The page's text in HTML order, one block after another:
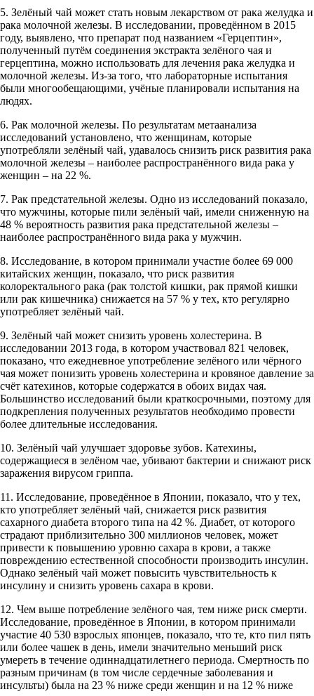
5. Зелёный чай может стать новым лекарством от рака желудка и
рака молочной железы. В исследовании, проведённом в 2015
году, выявлено, что препарат под названием «Герцептин»,
полученный путём соединения экстракта зелёного чая и
герцептина, можно использовать для лечения рака желудка и
молочной железы. Из-за того, что лабораторные испытания
были многообещающими, учёные планировали испытания на
людях.
6. Рак молочной железы. По результатам метаанализа
исследований установлено, что женщинам, которые
употребляли зелёный чай, удавалось снизить риск развития рака
молочной железы – наиболее распространённого вида рака у
женщин – на 22 %.
7. Рак предстательной железы. Одно из исследований показало,
что мужчины, которые пили зелёный чай, имели сниженную на
48 % вероятность развития рака предстательной железы –
наиболее распространённого вида рака у мужчин.
8. Исследование, в котором принимали участие более 69 000
китайских женщин, показало, что риск развития
колоректального рака (рак толстой кишки, рак прямой кишки
или рак кишечника) снижается на 57 % у тех, кто регулярно
употребляет зелёный чай.
9. Зелёный чай может снизить уровень холестерина. В
исследовании 2013 года, в котором участвовал 821 человек,
показано, что ежедневное употребление зелёного или чёрного
чая может понизить уровень холестерина и кровяное давление за
счёт катехинов, которые содержатся в обоих видах чая.
Большинство исследований были краткосрочными, поэтому для
подкрепления полученных результатов необходимо провести
более длительные исследования.
10. Зелёный чай улучшает здоровье зубов. Катехины,
содержащиеся в зелёном чае, убивают бактерии и снижают риск
заражения вирусом гриппа.
11. Исследование, проведённое в Японии, показало, что у тех,
кто употребляет зелёный чай, снижается риск развития
сахарного диабета второго типа на 42 %. Диабет, от которого
страдают приблизительно 300 миллионов человек, может
привести к повышению уровню сахара в крови, а также
повреждению естественной способности производить инсулин.
Однако зелёный чай может повысить чувствительность к
инсулину и снизить уровень сахара в крови.
12. Чем выше потребление зелёного чая, тем ниже риск смерти.
Исследование, проведённое в Японии, в котором принимали
участие 40 530 взрослых японцев, показало, что те, кто пил пять
или более чашек в день, имели значительно меньший риск
умереть в течение одиннадцатилетнего периода. Смертность по
разным причинам (в том числе сердечные заболевания и
инсульты) была на 23 % ниже среди женщин и на 12 % ниже